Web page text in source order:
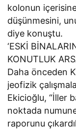
kolonun
düşünmesini,
diye konuştu.
‘ESKİ
KONUTLUK
Daha önceden
jeofizik
Ekicioğlu, “İller
noktada
raporunu